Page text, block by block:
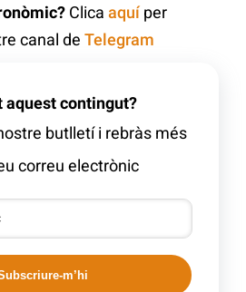
Clica aquíper
canal de Telegram
aquest contingut?
butlletí i rebràs més
correu electrònic
m’hi